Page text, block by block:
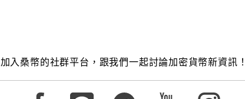
加入桑幣的社群平台，跟我們一起討論加密貨幣新資訊！